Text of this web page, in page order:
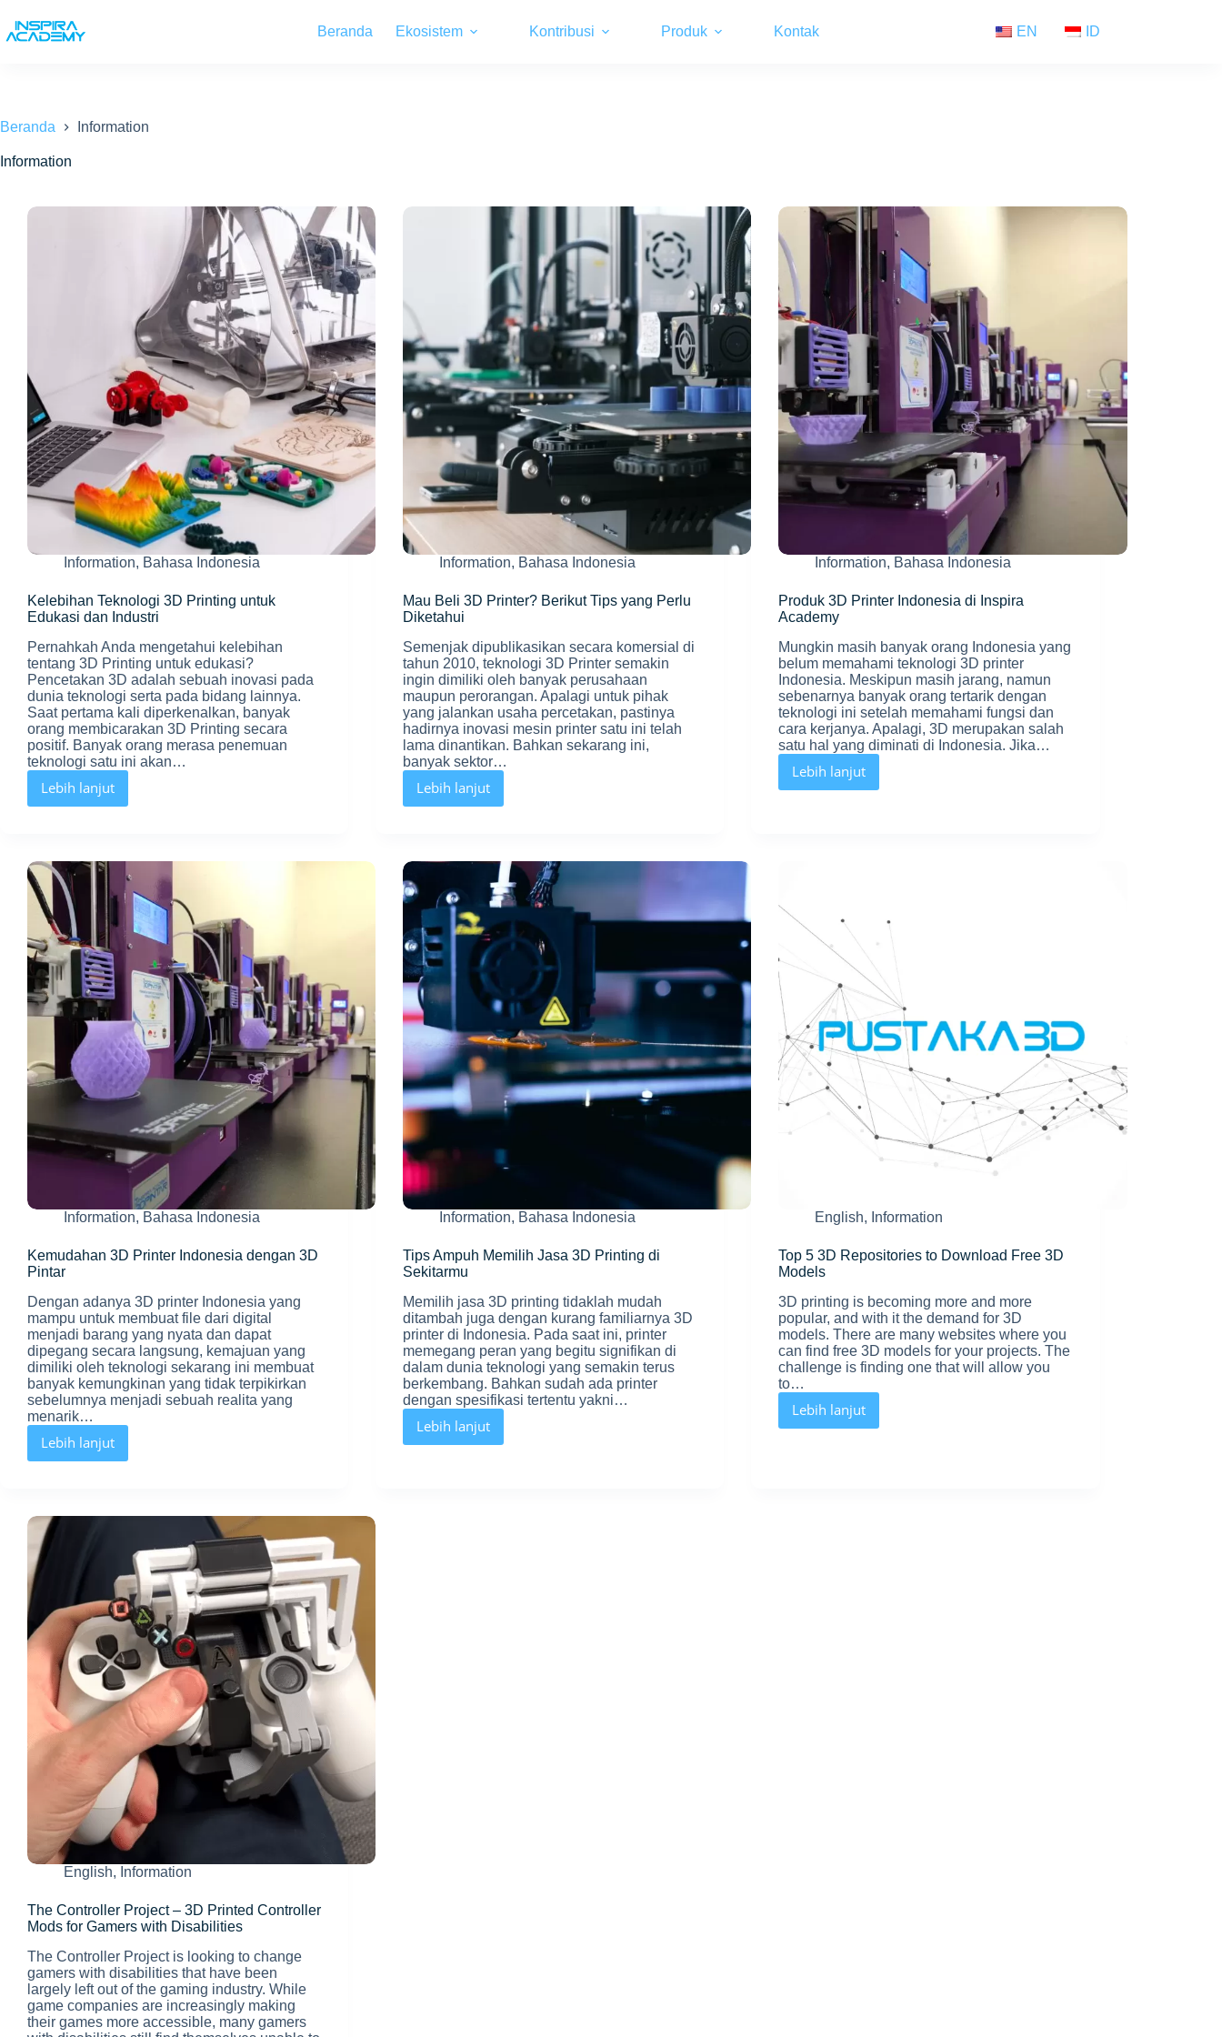
content
Beranda Ekosistem Kontribusi Produk Kontak EN ID
Beranda Information
Information
Information, Bahasa Indonesia
Kelebihan Teknologi 3D Printing untuk
Edukasi dan Industri
Pernahkah Anda mengetahui kelebihan
tentang 3D Printing untuk edukasi?
Pencetakan 3D adalah sebuah inovasi pada
dunia teknologi serta pada bidang lainnya.
Saat pertama kali diperkenalkan, banyak
orang membicarakan 3D Printing secara
positif. Banyak orang merasa penemuan
teknologi satu ini akan…
Lebih lanjut
Kelebihan
Teknologi
Edukasi
dan
Industri
Information, Bahasa Indonesia
Mau Beli 3D Printer? Berikut Tips yang Perlu
Diketahui
Semenjak dipublikasikan secara komersial di
tahun 2010, teknologi 3D Printer semakin
ingin dimiliki oleh banyak perusahaan
maupun perorangan. Apalagi untuk pihak
yang jalankan usaha percetakan, pastinya
hadirnya inovasi mesin printer satu ini telah
lama dinantikan. Bahkan sekarang ini,
banyak sektor…
Lebih lanjut
Mau
Beli
yang
Perlu
Diketahui
Information, Bahasa Indonesia
Produk 3D Printer Indonesia di Inspira
Academy
Mungkin masih banyak orang Indonesia yang
belum memahami teknologi 3D printer
Indonesia. Meskipun masih jarang, namun
sebenarnya banyak orang tertarik dengan
teknologi ini setelah memahami fungsi dan
cara kerjanya. Apalagi, 3D merupakan salah
satu hal yang diminati di Indonesia. Jika…
Lebih lanjut
Produk
3D
Information, Bahasa Indonesia
Kemudahan 3D Printer Indonesia dengan 3D
Pintar
Dengan adanya 3D printer Indonesia yang
mampu untuk membuat file dari digital
menjadi barang yang nyata dan dapat
dipegang secara langsung, kemajuan yang
dimiliki oleh teknologi sekarang ini membuat
banyak kemungkinan yang tidak terpikirkan
sebelumnya menjadi sebuah realita yang
menarik…
Lebih lanjut
Kemudahan
3D
Information, Bahasa Indonesia
Tips Ampuh Memilih Jasa 3D Printing di
Sekitarmu
Memilih jasa 3D printing tidaklah mudah
ditambah juga dengan kurang familiarnya 3D
printer di Indonesia. Pada saat ini, printer
memegang peran yang begitu signifikan di
dalam dunia teknologi yang semakin terus
berkembang. Bahkan sudah ada printer
dengan spesifikasi tertentu yakni…
Lebih lanjut
Tips
Ampuh
English, Information
Top 5 3D Repositories to Download Free 3D
Models
3D printing is becoming more and more
popular, and with it the demand for 3D
models. There are many websites where you
can find free 3D models for your projects. The
challenge is finding one that will allow you
to…
Lebih lanjut
Top
5
English, Information
The Controller Project – 3D Printed Controller
Mods for Gamers with Disabilities
The Controller Project is looking to change
gamers with disabilities that have been
largely left out of the gaming industry. While
game companies are increasingly making
their games more accessible, many gamers